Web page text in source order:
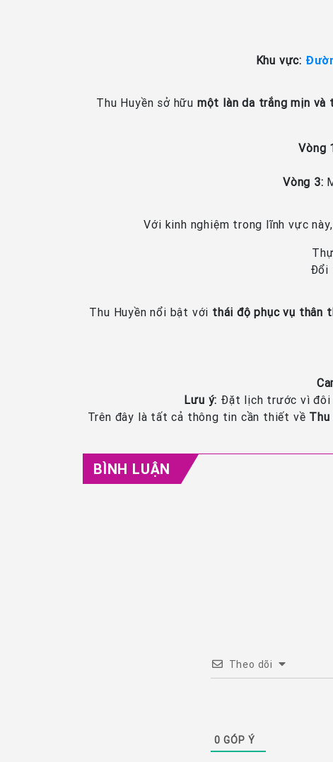
Khu vực:
Thu Huyền sở hữu một làn da trắng mịn và
Vòng
Vòng 3:
Với kinh nghiệm trong lĩnh vực
Đổi
Thu Huyền nổi bật với thái độ phục vụ thân
Lưu ý: Đặt lịch trước vì đôi
Trên đây là tất cả thông tin cần thiết về
BÌNH LUẬN
Theo dõi
0 GÓP Ý